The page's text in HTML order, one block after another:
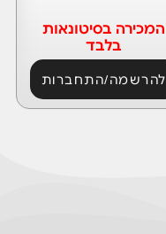
המכירה בסיטונאות
בלבד
להרשמה/התחברות